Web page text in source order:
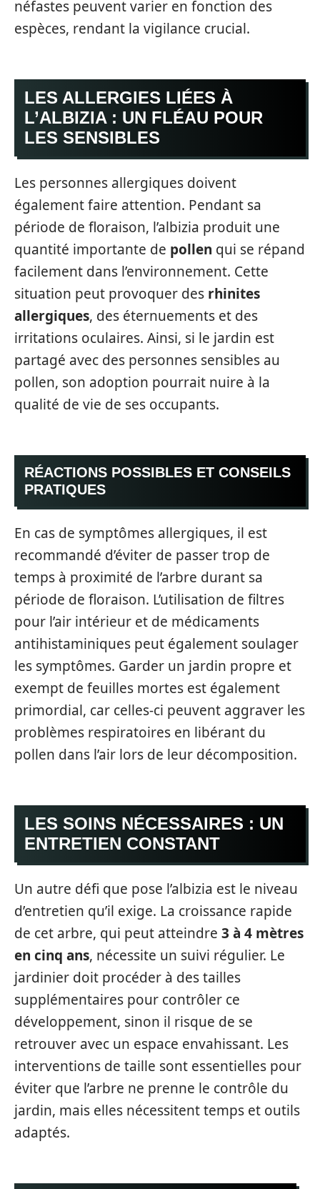
néfastes peuvent varier en fonction des
espèces, rendant la vigilance crucial.
LES ALLERGIES LIÉES À
L’ALBIZIA : UN FLÉAU POUR
LES SENSIBLES
Les personnes allergiques doivent
également faire attention. Pendant sa
période de floraison, l’albizia produit une
quantité importante de pollen qui se répand
facilement dans l’environnement. Cette
situation peut provoquer des rhinites
allergiques, des éternuements et des
irritations oculaires. Ainsi, si le jardin est
partagé avec des personnes sensibles au
pollen, son adoption pourrait nuire à la
qualité de vie de ses occupants.
RÉACTIONS POSSIBLES ET CONSEILS
PRATIQUES
En cas de symptômes allergiques, il est
recommandé d’éviter de passer trop de
temps à proximité de l’arbre durant sa
période de floraison. L’utilisation de filtres
pour l’air intérieur et de médicaments
antihistaminiques peut également soulager
les symptômes. Garder un jardin propre et
exempt de feuilles mortes est également
primordial, car celles-ci peuvent aggraver les
problèmes respiratoires en libérant du
pollen dans l’air lors de leur décomposition.
LES SOINS NÉCESSAIRES : UN
ENTRETIEN CONSTANT
Un autre défi que pose l’albizia est le niveau
d’entretien qu’il exige. La croissance rapide
de cet arbre, qui peut atteindre 3 à 4 mètres
en cinq ans, nécessite un suivi régulier. Le
jardinier doit procéder à des tailles
supplémentaires pour contrôler ce
développement, sinon il risque de se
retrouver avec un espace envahissant. Les
interventions de taille sont essentielles pour
éviter que l’arbre ne prenne le contrôle du
jardin, mais elles nécessitent temps et outils
adaptés.